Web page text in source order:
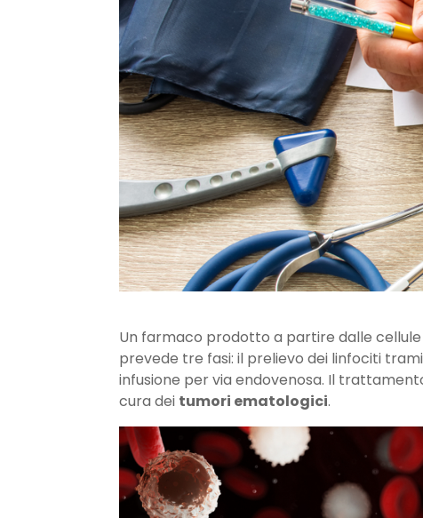
Un farmaco prodotto a partire dalle
prevede tre fasi: il prelievo dei linfociti
infusione per via endovenosa. Il
cura dei tumori ematologici.